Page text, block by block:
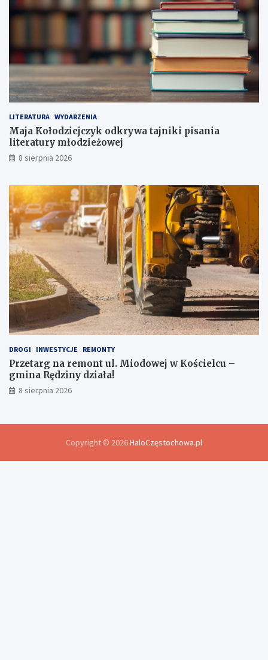
J
o
n
i
!
LITERATURA WYDARZENIA
Maja Kołodziejczyk odkrywa tajniki pisania
literatury młodzieżowej
8 sierpnia 2026
DROGI INWESTYCJE REMONTY
Przetarg na remont ul. Miodowej w Kościelcu –
gmina Rędziny działa!
8 sierpnia 2026
Copyright © 2026HaloCzęstochowa.pl